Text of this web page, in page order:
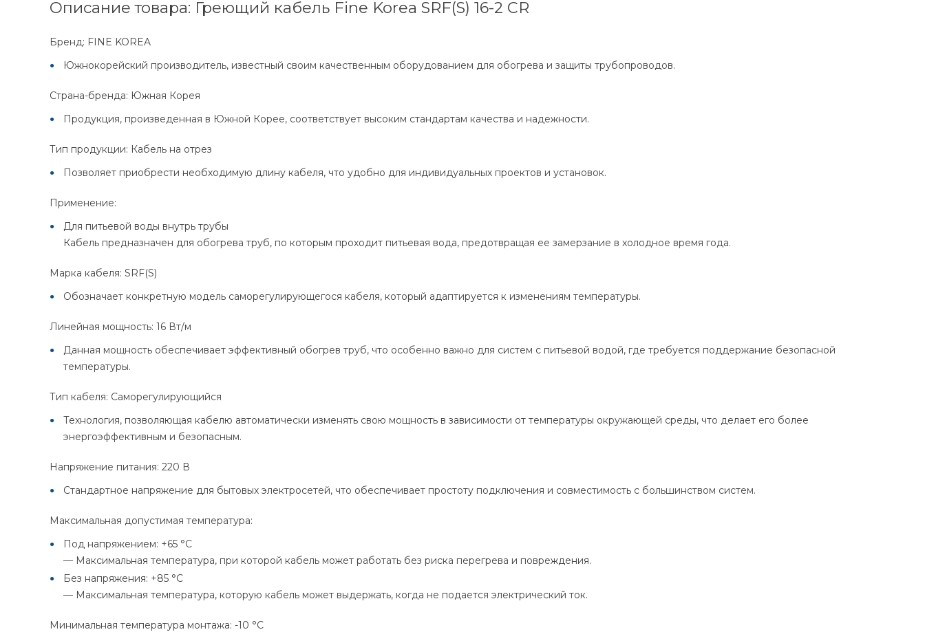
Описание товара: Греющий кабель Fine Korea SRF(S) 16-2 CR
Бренд: FINE KOREA
Южнокорейский производитель, известный своим качественным оборудованием для обогрева и защиты трубопроводов.
Страна-бренда: Южная Корея
Продукция, произведенная в Южной Корее, соответствует высоким стандартам качества и надежности.
Тип продукции: Кабель на отрез
Позволяет приобрести необходимую длину кабеля, что удобно для индивидуальных проектов и установок.
Применение:
Для питьевой воды внутрь трубы
Кабель предназначен для обогрева труб, по которым проходит питьевая вода, предотвращая ее замерзание в холодное время года.
Марка кабеля: SRF(S)
Обозначает конкретную модель саморегулирующегося кабеля, который адаптируется к изменениям температуры.
Линейная мощность: 16 Вт/м
Данная мощность обеспечивает эффективный обогрев труб, что особенно важно для систем с питьевой водой, где требуется поддержание безопасной
температуры.
Тип кабеля: Саморегулирующийся
Технология, позволяющая кабелю автоматически изменять свою мощность в зависимости от температуры окружающей среды, что делает его более
энергоэффективным и безопасным.
Напряжение питания: 220 В
Стандартное напряжение для бытовых электросетей, что обеспечивает простоту подключения и совместимость с большинством систем.
Максимальная допустимая температура:
Под напряжением: +65 °C
— Максимальная температура, при которой кабель может работать без риска перегрева и повреждения.
Без напряжения: +85 °C
— Максимальная температура, которую кабель может выдержать, когда не подается электрический ток.
Минимальная температура монтажа: -10 °C